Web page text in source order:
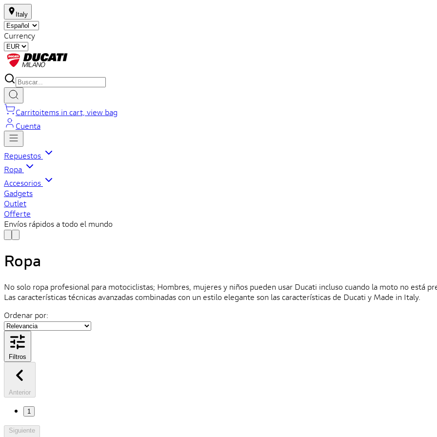
Italy
Currency
Carritoitems in cart, view bag
Cuenta
Repuestos
Ropa
Accesorios
Gadgets
Outlet
Offerte
Envíos rápidos a todo el mundo
Ropa
No solo ropa profesional para motociclistas; Hombres, mujeres y niños pueden usar Ducati incluso cuando la moto no está
Las características técnicas avanzadas combinadas con un estilo elegante son las características de Ducati y Made in Italy.
Ordenar por:
Filtros
Anterior
1